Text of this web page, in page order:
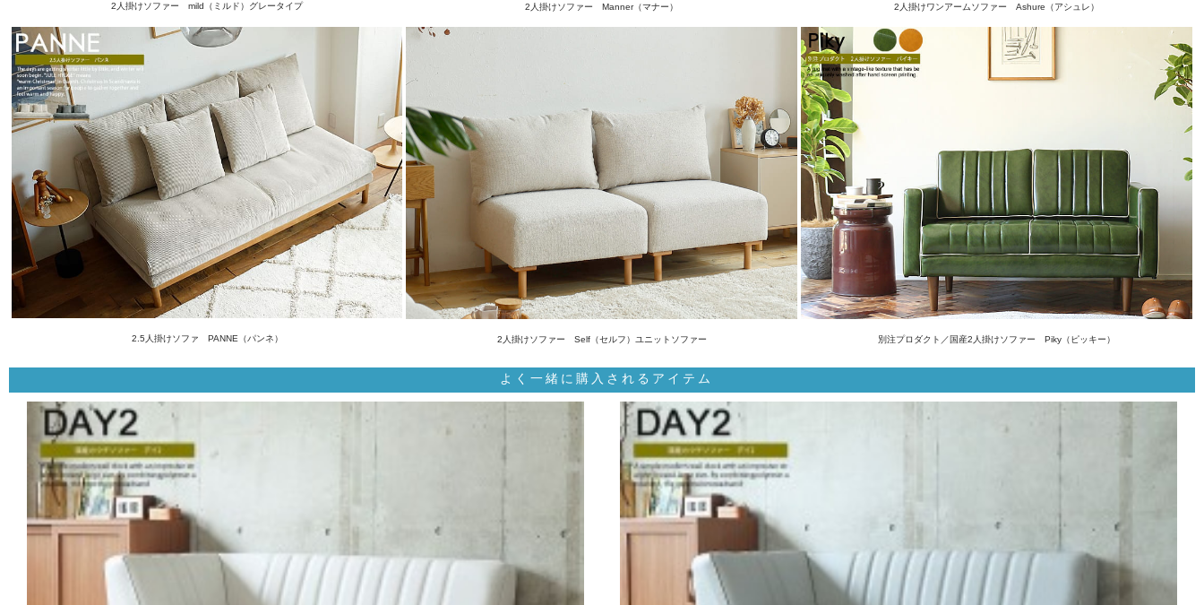
2人掛けソファー mild（ミルド）グレータイプ 2人掛けソファー Manner（マナー） 2人掛けワンアームソファー Ashure（アシュレ）
2.5人掛けソファ PANNE（パンネ） 2人掛けソファー Self（セルフ）ユニットソファー 別注プロダクト／国産2人掛けソファー Piky（ピッキー）
よく一緒に購入されるアイテム